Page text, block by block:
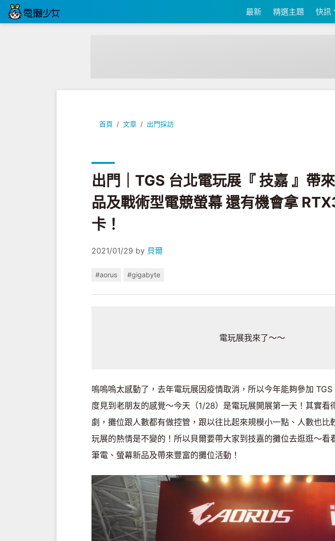
最新 精選主題 快訊
首頁 文章 出門採訪
出門｜TGS 台北電玩展『 技嘉 』帶來多款筆電新品及戰術型電競螢幕 還有
出門｜TGS 台北電玩展『 技嘉 』帶
品及戰術型電競螢幕 還有機會拿
卡！
2021/01/29 by 貝爾
#aorus #gigabyte
電玩展我來了～～
嗚嗚嗚太感動了，去年電玩展因疫情取消，所以今年能夠參加
度見到老朋友的感覺～今天（1/28）是電玩展開展第一天！其實看
劇，攤位跟人數都有做控管，跟以往比起來規模小一點、人數也比
玩展的熱情是不變的！所以貝爾要帶大家到技嘉的攤位去逛逛～看
筆電、螢幕新品及帶來豐富的攤位活動！